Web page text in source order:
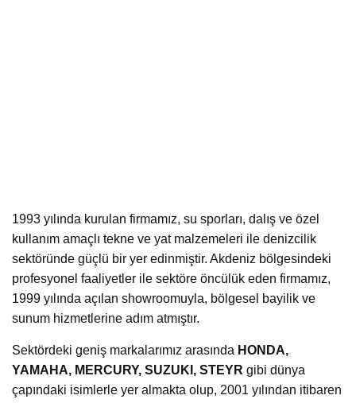
1993 yılında kurulan firmamız, su sporları, dalış ve özel
kullanım amaçlı tekne ve yat malzemeleri ile denizcilik
sektöründe güçlü bir yer edinmiştir. Akdeniz bölgesindeki
profesyonel faaliyetler ile sektöre öncülük eden firmamız,
1999 yılında açılan showroomuyla, bölgesel bayilik ve
sunum hizmetlerine adım atmıştır.
Sektördeki geniş markalarımız arasında HONDA,
YAMAHA, MERCURY, SUZUKI, STEYR gibi dünya
çapındaki isimlerle yer almakta olup, 2001 yılından itibaren